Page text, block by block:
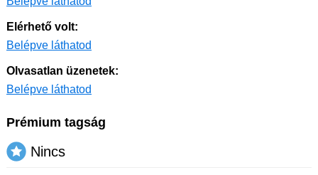
Elérhető volt:
Belépve láthatod
Olvasatlan üzenetek:
Belépve láthatod
Prémium tagság
Nincs